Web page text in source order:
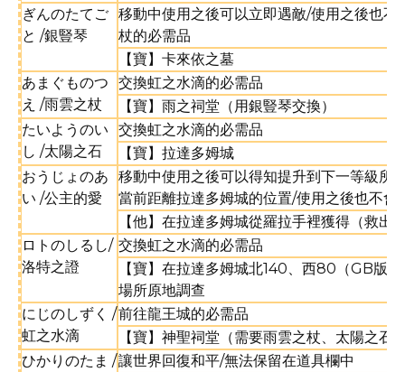
ぎんのたてご
と /銀豎琴
移動中使用之後可以立即遇敵/使用之後也不
杖的必需品
【寶】卡來依之墓
あまぐものつ
え /雨雲之杖
交換虹之水滴的必需品
【寶】雨之祠堂（用銀豎琴交換）
たいようのい
し /太陽之石
交換虹之水滴的必需品
【寶】拉達多姆城
おうじょのあ
い /公主的愛
移動中使用之後可以得知提升到下一等級所
當前距離拉達多姆城的位置/使用之後也不會
【他】在拉達多姆城從羅拉手裡獲得（救出
ロトのしるし/
洛特之證
交換虹之水滴的必需品
【寶】在拉達多姆城北140、西80（GB版
場所原地調查
にじのしずく /
虹之水滴
前往龍王城的必需品
【寶】神聖祠堂（需要雨雲之杖、太陽之石
ひかりのたま /讓世界回復和平/無法保留在道具欄中